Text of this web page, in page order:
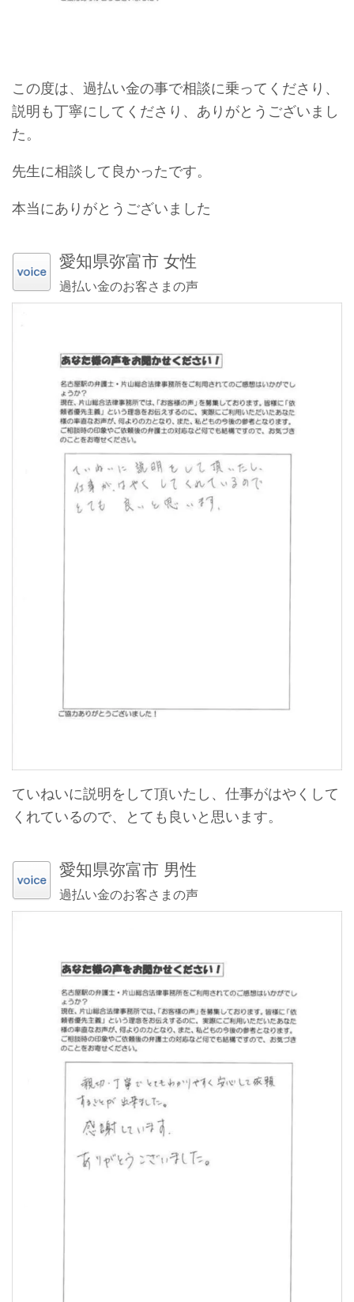
この度は、過払い金の事で相談に乗ってくださり、
説明も丁寧にしてくださり、ありがとうございまし
た。
先生に相談して良かったです。
本当にありがとうございました
愛知県弥富市 女性
過払い金のお客さまの声
ていねいに説明をして頂いたし、仕事がはやくして
くれているので、とても良いと思います。
愛知県弥富市 男性
過払い金のお客さまの声